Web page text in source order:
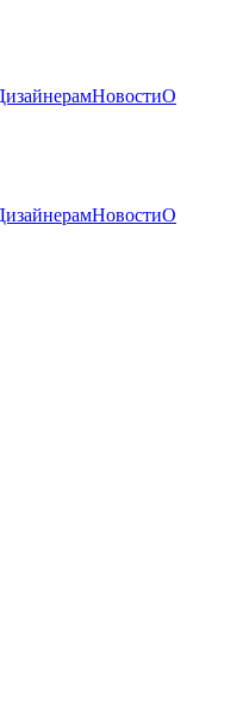
НовостиО
НовостиО